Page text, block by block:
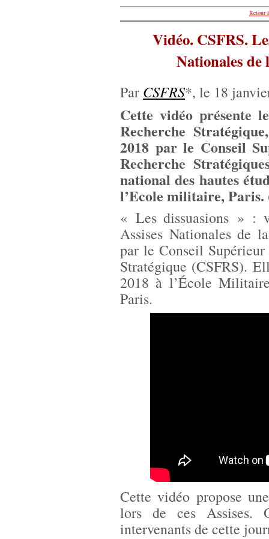
Retour
Vidéo. CSFRS.
Nationales de
Par CSFRS*, le 18
Cette vidéo présente
Recherche
2018 par le Conseil
Recherche
national des hautes
l’Ecole militaire, Paris.
« Les dissuasions » :
Assises Nationales de
par le Conseil
Stratégique (CSFRS).
2018 à l’École
Paris.
Cette vidéo propose
lors de ces Assises.
intervenants de cette